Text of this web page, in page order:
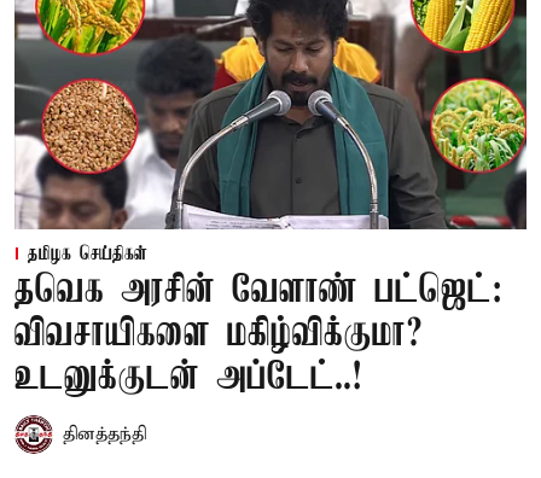
தமிழக செய்திகள்
தவெக அரசின் வேளாண் பட்ஜெட்:
விவசாயிகளை மகிழ்விக்குமா?
உடனுக்குடன் அப்டேட்..!
தினத்தந்தி